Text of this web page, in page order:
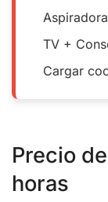
TV +
Cargar
Precio
horas